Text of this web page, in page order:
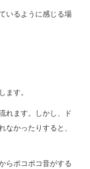
いるように感じる場
ます。
れます。しかし、ド
なかったりすると、
らポコポコ音がする